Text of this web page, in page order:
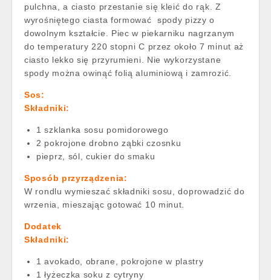
pulchna, a ciasto przestanie się kleić do rąk. Z
wyrośniętego ciasta formować spody pizzy o
dowolnym kształcie. Piec w piekarniku nagrzanym
do temperatury 220 stopni C przez około 7 minut aż
ciasto lekko się przyrumieni. Nie wykorzystane
spody można owinąć folią aluminiową i zamrozić.
Sos:
Składniki:
1 szklanka sosu pomidorowego
2 pokrojone drobno ząbki czosnku
pieprz, sól, cukier do smaku
Sposób przyrządzenia:
W rondlu wymieszać składniki sosu, doprowadzić do
wrzenia, mieszając gotować 10 minut.
Dodatek
Składniki:
1 avokado, obrane, pokrojone w plastry
1 łyżeczka soku z cytryny